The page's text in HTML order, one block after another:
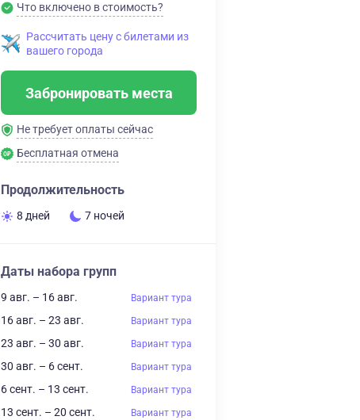
Что включено в стоимость?
Рассчитать цену с билетами из
вашего города
Забронировать места
Не требует оплаты сейчас
Бесплатная отмена
Продолжительность
8 дней 7 ночей
Даты набора групп
9 авг. – 16 авг. Вариант тура
16 авг. – 23 авг. Вариант тура
23 авг. – 30 авг. Вариант тура
30 авг. – 6 сент. Вариант тура
6 сент. – 13 сент. Вариант тура
13 сент. – 20 сент. Вариант тура